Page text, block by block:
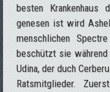
besten Krankenhaus
genesen ist wird
menschlichen
beschützt sie
Udina, der duch
Ratsmitglieder.